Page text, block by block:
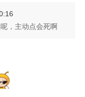
，主动点会死啊